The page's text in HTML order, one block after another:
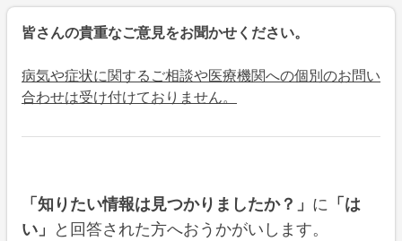
皆さんの貴重なご意見をお聞かせください。
病気や症状に関するご相談や医療機関への個別のお問い
合わせは受け付けておりません。
「知りたい情報は見つかりましたか？」 に 「は
い」 と回答された方へおうかがいします。